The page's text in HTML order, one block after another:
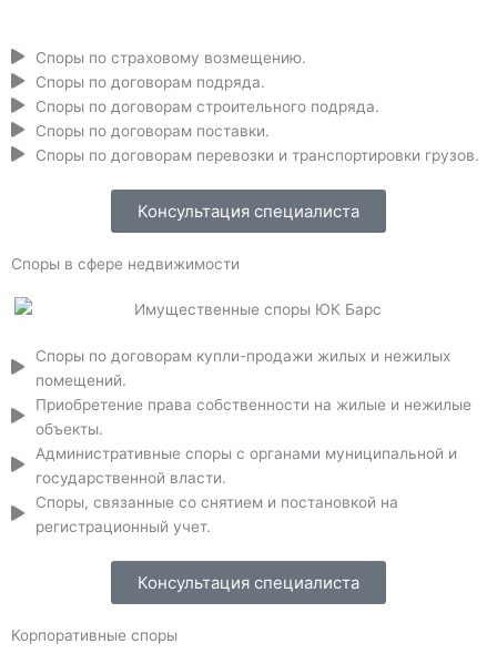
Споры по страховому возмещению.
Споры по договорам подряда.
Споры по договорам строительного подряда.
Споры по договорам поставки.
Споры по договорам перевозки и транспортировки грузов.
Консультация специалиста
Споры в сфере недвижимости
Споры по договорам купли-продажи жилых и нежилых
помещений.
Приобретение права собственности на жилые и нежилые
объекты.
Административные споры с органами муниципальной и
государственной власти.
Споры, связанные со снятием и постановкой на
регистрационный учет.
Консультация специалиста
Корпоративные споры